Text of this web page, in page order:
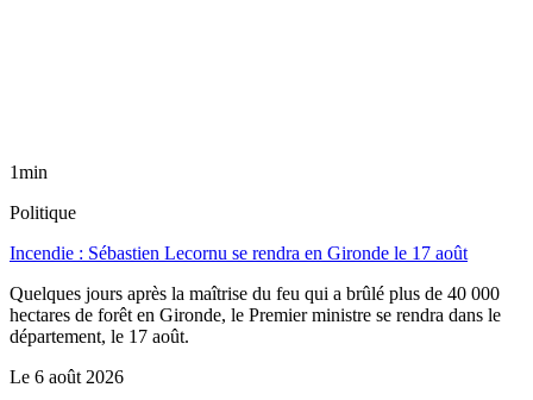
1min
Politique
Incendie : Sébastien Lecornu se rendra en Gironde le 17 août
Quelques jours après la maîtrise du feu qui a brûlé plus de 40 000
hectares de forêt en Gironde, le Premier ministre se rendra dans le
département, le 17 août.
Le 6 août 2026